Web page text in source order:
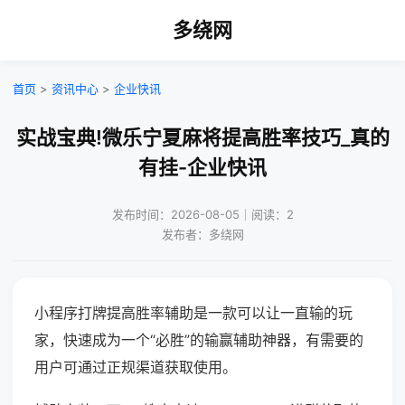
多绕网
首页 > 资讯中心 > 企业快讯
实战宝典!微乐宁夏麻将提高胜率技巧_真的
有挂-企业快讯
发布时间：2026-08-05｜阅读：2
发布者：多绕网
小程序打牌提高胜率辅助是一款可以让一直输的玩
家，快速成为一个“必胜”的输赢辅助神器，有需要的
用户可通过正规渠道获取使用。